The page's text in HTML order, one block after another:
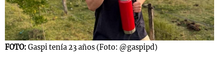
FOTO: Gaspi tenía 23 años (Foto: @gaspipd)